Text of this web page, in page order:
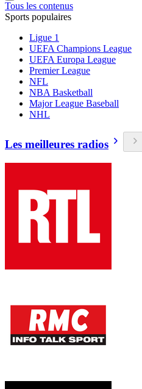
Tous les contenus
Sports populaires
Ligue 1
UEFA Champions League
UEFA Europa League
Premier League
NFL
NBA Basketball
Major League Baseball
NHL
Les meilleures radios